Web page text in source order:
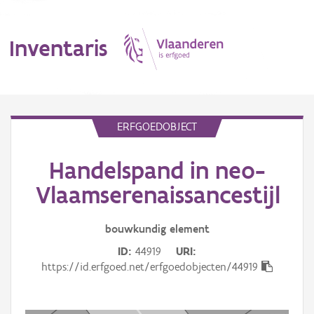
Inventaris
Erfgoedobject
Aanduidingsobject
ERFGOEDOBJECT
Handelspand in neo-
Vlaamserenaissancestijl
bouwkundig element
ID 44919
URI
https://id.erfgoed.net/erfgoedobjecten/44919